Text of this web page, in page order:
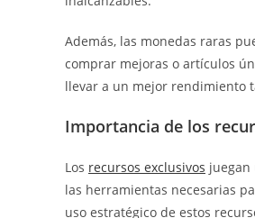
Además, las monedas raras
comprar mejoras o artículos
llevar a un mejor rendimiento
Importancia de los
Los recursos exclusivos juegan
las herramientas necesarias
uso estratégico de estos